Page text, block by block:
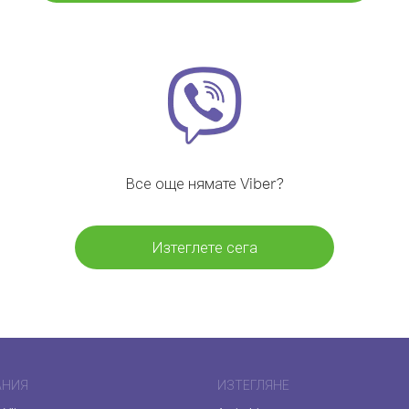
Все още нямате Viber?
Изтеглете сега
ИЗТЕГЛЯНЕ